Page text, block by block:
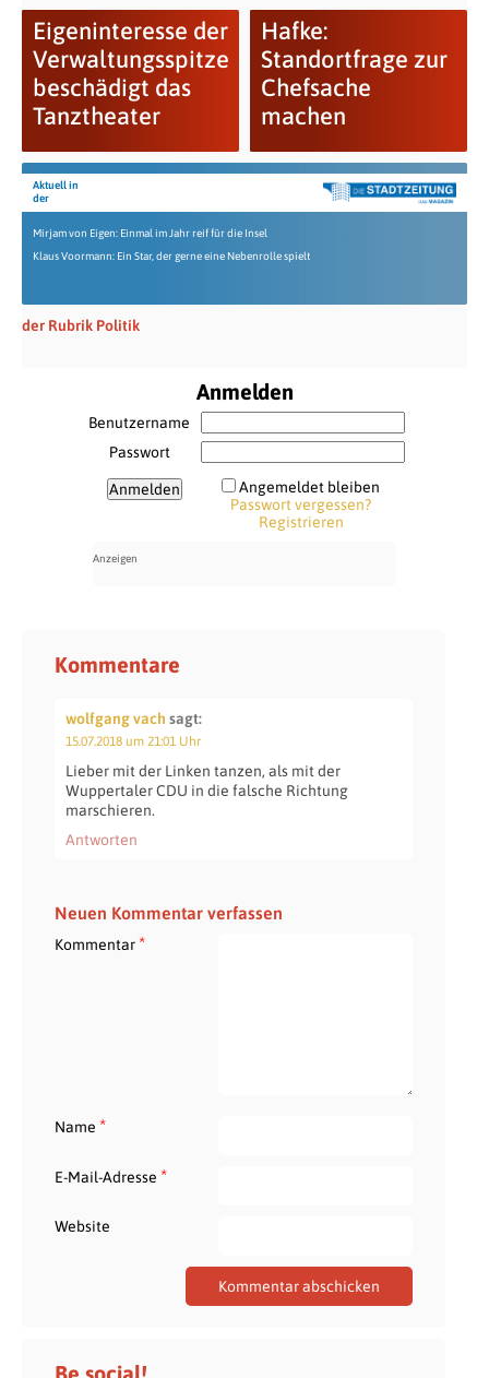
Eigeninteresse der
Verwaltungsspitze
beschädigt das
Tanztheater
Hafke:
Standortfrage zur
Chefsache
machen
Aktuell in
der
Mirjam von Eigen: Einmal im Jahr reif für die Insel
Klaus Voormann: Ein Star, der gerne eine Nebenrolle spielt
der Rubrik Politik
Anmelden
Benutzername
Passwort
Angemeldet bleiben
Passwort vergessen?
Registrieren
Kommentare
wolfgang vach sagt:
15.07.2018 um 21:01 Uhr
Lieber mit der Linken tanzen, als mit der
Wuppertaler CDU in die falsche Richtung
marschieren.
Antworten
Neuen Kommentar verfassen
Kommentar*
Name *
E-Mail-Adresse *
Website